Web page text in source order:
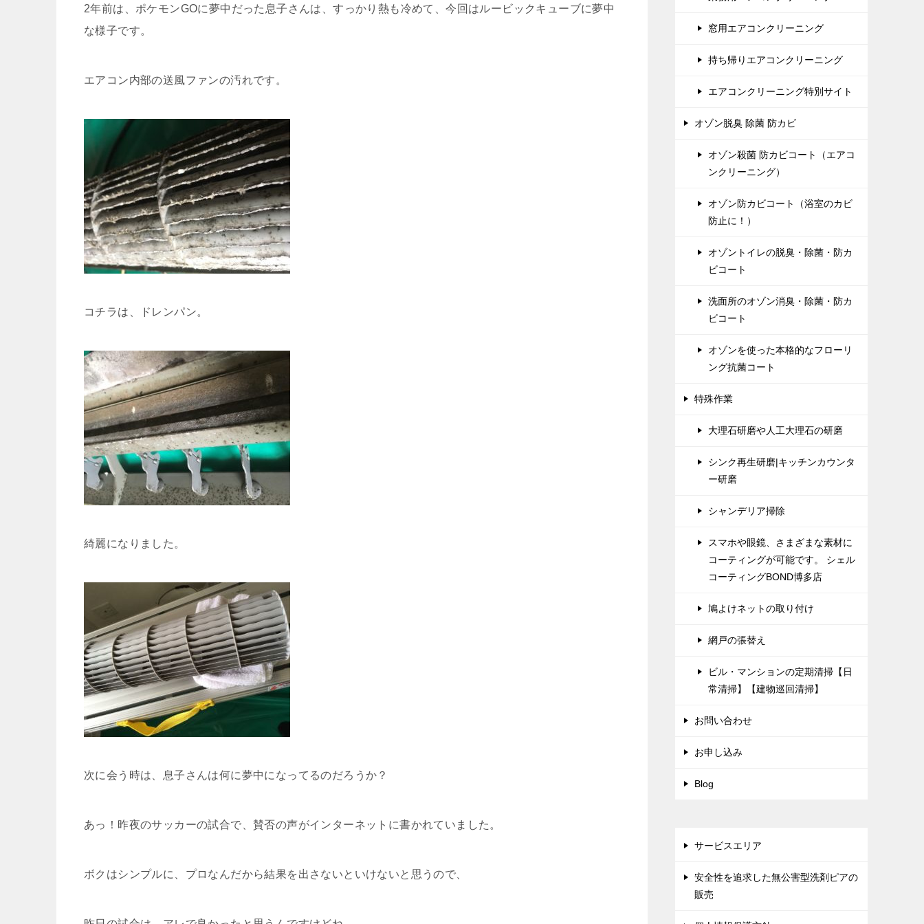
2年前は、ポケモンGOに夢中だった息子さんは、すっかり熱も冷めて、今回はルービックキューブに夢中
な様子です。
エアコン内部の送風ファンの汚れです。
コチラは、ドレンパン。
綺麗になりました。
次に会う時は、息子さんは何に夢中になってるのだろうか？
あっ！昨夜のサッカーの試合で、賛否の声がインターネットに書かれていました。
ボクはシンプルに、プロなんだから結果を出さないといけないと思うので、
窓用エアコンクリーニング
持ち帰りエアコンクリーニング
エアコンクリーニング特別サイト
オゾン脱臭 除菌 防カビ
オゾン殺菌 防カビコート（エアコ
ンクリーニング）
オゾン防カビコート（浴室のカビ
防止に！）
オゾントイレの脱臭・除菌・防カ
ビコート
洗面所のオゾン消臭・除菌・防カ
ビコート
オゾンを使った本格的なフローリ
ング抗菌コート
特殊作業
大理石研磨や人工大理石の研磨
シンク再生研磨|キッチンカウンタ
ー研磨
シャンデリア掃除
スマホや眼鏡、さまざまな素材に
コーティングが可能です。 シェル
コーティングBOND博多店
鳩よけネットの取り付け
網戸の張替え
ビル・マンションの定期清掃【日
常清掃】【建物巡回清掃】
お問い合わせ
お申し込み
Blog
サービスエリア
安全性を追求した無公害型洗剤ピアの
販売